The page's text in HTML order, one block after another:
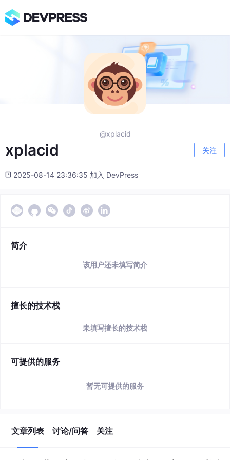
@xplacid
xplacid 关注
2025-08-14 23:36:35 加入 DevPress
简介
该用户还未填写简介
擅长的技术栈
未填写擅长的技术栈
可提供的服务
暂无可提供的服务
文章列表 讨论/问答 关注